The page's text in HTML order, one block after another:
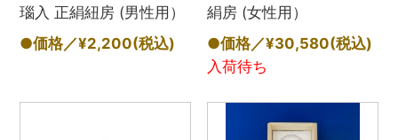
瑙入 正絹紐房 (男性用）
●価格／¥2,200(税込)
絹房 (女性用）
●価格／¥30,580(税込)
入荷待ち